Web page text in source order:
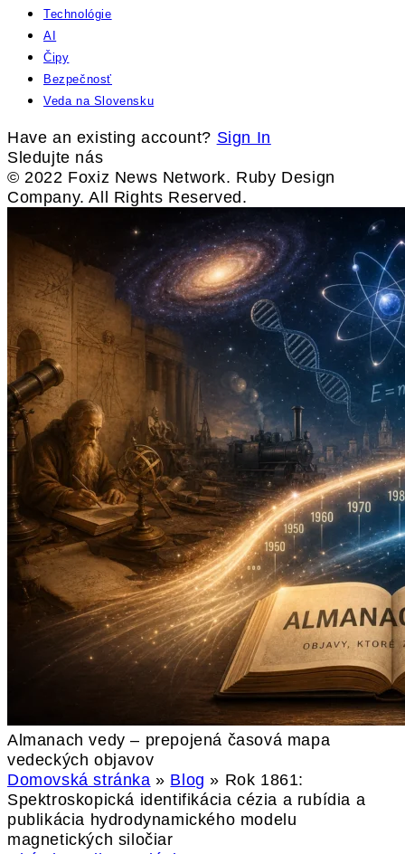
Technológie
AI
Čipy
Bezpečnosť
Veda na Slovensku
Have an existing account? Sign In
Sledujte nás
© 2022 Foxiz News Network. Ruby Design
Company. All Rights Reserved.
Almanach vedy – prepojená časová mapa
vedeckých objavov
Domovská stránka » Blog » Rok 1861:
Spektroskopická identifikácia cézia a rubídia a
publikácia hydrodynamického modelu
magnetických siločiar